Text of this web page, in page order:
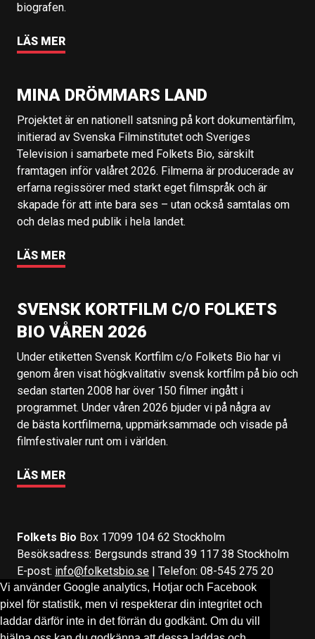
Vi använder Google analytics, Hotjar och Facebook
pixel för statistik, men vi respekterar din integritet och
laddar därför inte in det förrän du godkänt. Om du vill
biografen.
LÄS MER
MINA DRÖMMARS LAND
Projektet är en nationell satsning på kort dokumentärfilm,
initierad av Svenska Filminstitutet och Sveriges
Television i samarbete med Folkets Bio, särskilt
framtagen inför valåret 2026. Filmerna är producerade av
erfarna regissörer med starkt eget filmspråk och är
skapade för att inte bara ses – utan också samtalas om
och delas med publik i hela landet.
LÄS MER
SVENSK KORTFILM C/O FOLKETS
BIO VÅREN 2026
Under etiketten Svensk Kortfilm c/o Folkets Bio har vi
genom åren visat högkvalitativ svensk kortfilm på bio och
sedan starten 2008 har över 150 filmer ingått i
programmet. Under våren 2026 bjuder vi på några av
de bästa kortfilmerna, uppmärksammade och visade på
filmfestivaler runt om i världen.
LÄS MER
Folkets Bio Box 17099 104 62 Stockholm
Besöksadress: Bergsunds strand 39 117 38 Stockholm
E-post: info@folketsbio.se | Telefon: 08-545 275 20
Följ oss på:Facebook&Instagram